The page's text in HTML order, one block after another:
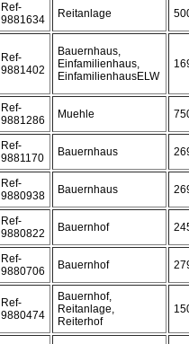
Ref-
9881634
Reitanlage
Ref-
9881402
Bauernhaus,
Einfamilienhaus,
EinfamilienhausELW
Ref-
9881286
Muehle
Ref-
9881170
Bauernhaus
Ref-
9880938
Bauernhaus
Ref-
9880822
Bauernhof
Ref-
9880706
Bauernhof
Ref-
9880474
Bauernhof,
Reitanlage,
Reiterhof